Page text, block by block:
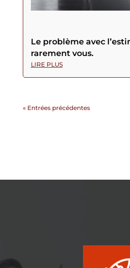
Le problème avec
rarement vous.
LIRE PLUS
« Entrées précédentes